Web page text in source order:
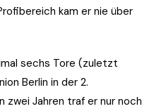
kam er nie über
sechs Tore (zuletzt
Berlin in der 2.
zwei Jahren traf er nur noch